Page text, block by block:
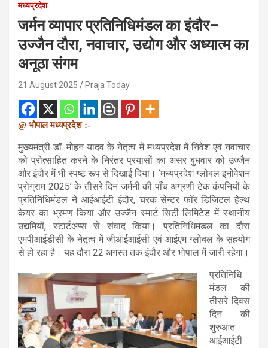
मध्यप्रदेश
जर्मन व्यापार प्रतिनिधिमंडल का इंदौर–
उज्जैन दौरा, नवाचार, उद्योग और अध्यात्म का
अनूठा संगम
21 August 2025 Praja Today
@ भोपाल मध्यप्रदेश :-
मुख्यमंत्री डॉ. मोहन यादव के नेतृत्व में मध्यप्रदेश में निवेश एवं नवाचार
को प्रोत्साहित करने के निरंतर प्रयासों का असर बुधवार को उज्जैन
और इंदौर में भी स्पष्ट रूप से दिखाई दिया। ‘मध्यप्रदेश ग्लोबल इनोवेशन
प्रोग्राम 2025’ के तीसरे दिन जर्मनी की पाँच अग्रणी टेक कंपनियों के
प्रतिनिधिमंडल ने आईआईटी इंदौर, चरक सेन्टर फॉर डिजिटल हेल्थ
केयर का भ्रमण किया और उज्जैन स्मार्ट सिटी लिमिटेड में स्थानीय
उद्यमियों, स्टार्टअप्स से संवाद किया। प्रतिनिधिमंडल का दौरा
एमपीआईडीसी के नेतृत्व में जीआईआईसी एवं आईएम ग्लोबल के सहयोग
से हो रहा है। यह दौरा 22 अगस्त तक इंदौर और भोपाल में जारी रहेगा।
प्रतिनिधि
मंडल की
तीसरे दिवस
दिन की
शुरुआत
आईआईटी